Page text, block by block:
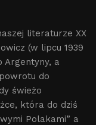
literaturze XX
(w lipcu 1939
Argentyny, a
do
świeżo
która do dziś
Polakami” a